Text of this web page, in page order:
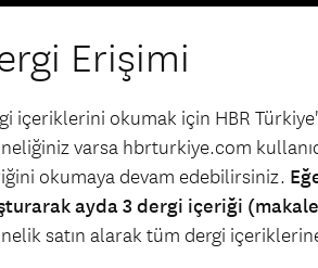
Erişimi
içeriklerini okumak için HBR
varsa hbrturkiye.com
okumaya devam edebilirsiniz.
ayda 3 dergi içeriği
satın alarak tüm dergi